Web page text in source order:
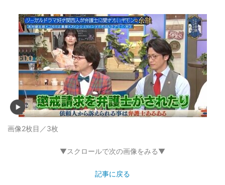
画像2枚目／3枚
▼スクロールで次の画像をみる▼
記事に戻る